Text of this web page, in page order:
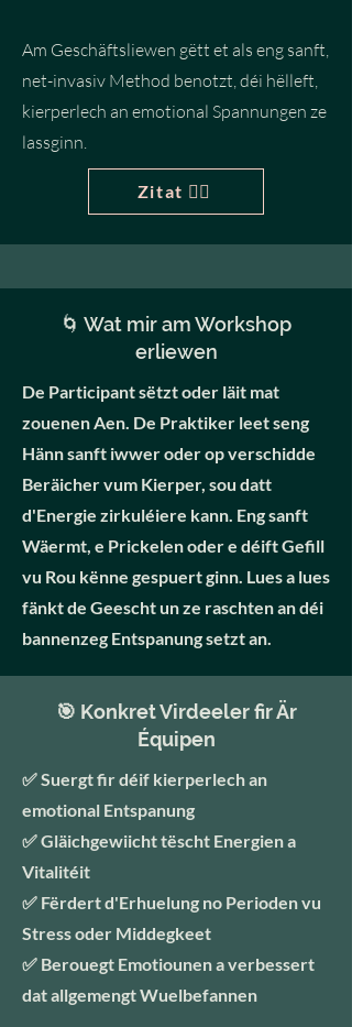
Am Geschäftsliewen gëtt et als eng sanft,
net-invasiv Method benotzt, déi hëlleft,
kierperlech an emotional Spannungen ze
lassginn.
Zitat 👈🏽
🌀 Wat mir am Workshop
erliewen
De Participant sëtzt oder läit mat
zouenen Aen. De Praktiker leet seng
Hänn sanft iwwer oder op verschidde
Beräicher vum Kierper, sou datt
d'Energie zirkuléiere kann. Eng sanft
Wäermt, e Prickelen oder e déift Gefill
vu Rou kënne gespuert ginn. Lues a lues
fänkt de Geescht un ze raschten an déi
bannenzeg Entspanung setzt an.
🎯 Konkret Virdeeler fir Är
Équipen
✅ Suergt fir déif kierperlech an
emotional Entspanung
✅ Gläichgewiicht tëscht Energien a
Vitalitéit
✅ Fërdert d'Erhuelung no Perioden vu
Stress oder Middegkeet
✅ Berouegt Emotiounen a verbessert
dat allgemengt Wuelbefannen